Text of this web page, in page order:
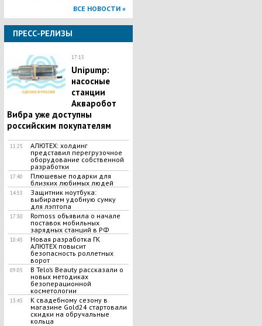
ВСЕ НОВОСТИ »
ПРЕСС-РЕЛИЗЫ
17:15
Unipump:
насосные
станции
Акваробот
Вибра уже доступны
российским покупателям
11:25
АЛЮТЕХ: холдинг
представил перегрузочное
оборудование собственной
разработки
17:40
Плюшевые подарки для
близких любимых людей
14:55
Защитник ноутбука:
выбираем удобную сумку
для лэптопа
17:30
Romoss объявила о начале
поставок мобильных
зарядных станций в РФ
10:45
Новая разработка ГК
АЛЮТЕХ повысит
безопасность роллетных
ворот
09:05
В Telo’s Beauty рассказали о
новых методиках
безоперационной
косметологии
13:45
К свадебному сезону в
магазине Gold24 стартовали
скидки на обручальные
кольца